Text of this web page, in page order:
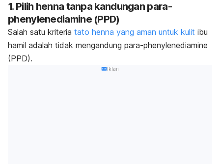
1. Pilih henna tanpa kandungan para-
phenylenediamine(PPD)
Salah satu kriteria tato henna yang aman untuk kulit ibu
hamil adalah tidak mengandung para-phenylenediamine
(PPD).
Iklan